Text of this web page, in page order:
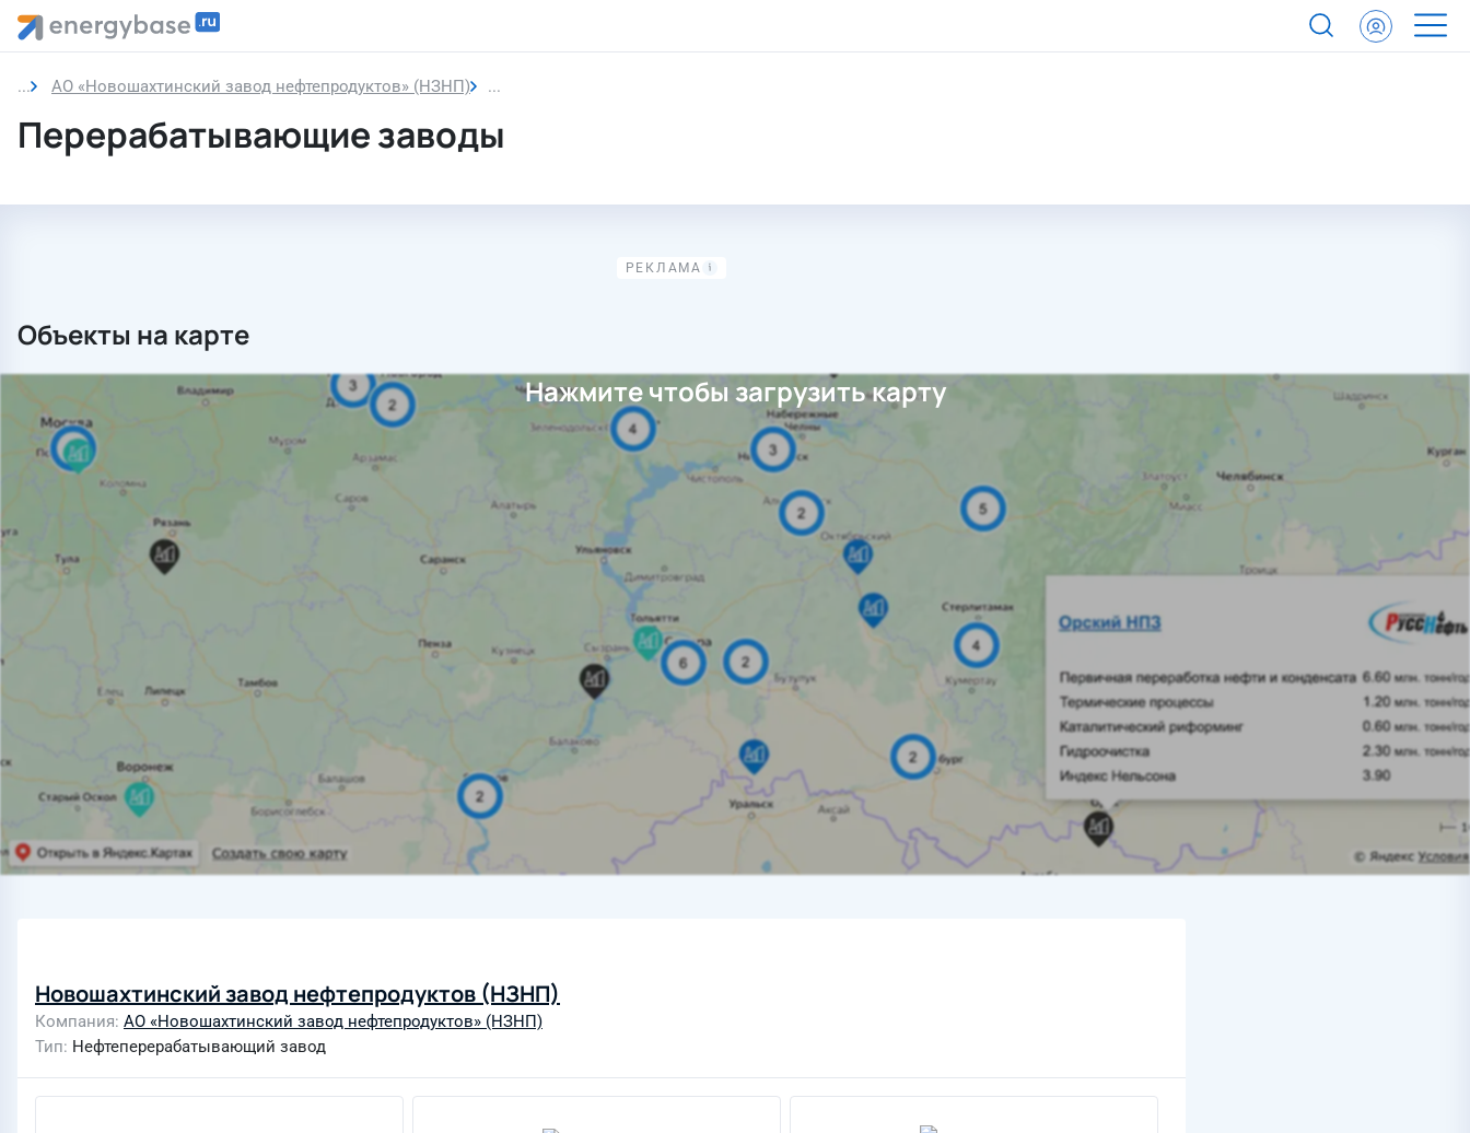
АО «Новошахтинский завод нефтепродуктов» (НЗНП) Перерабатывающие заводы
Перерабатывающие заводы
Объекты на карте
Нажмите чтобы загрузить карту
Новошахтинский завод нефтепродуктов (НЗНП)
Компания АО «Новошахтинский завод нефтепродуктов» (НЗНП)
Тип Нефтеперерабатывающий завод